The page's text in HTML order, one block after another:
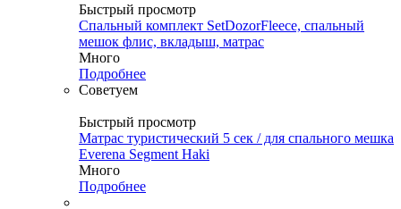
Быстрый просмотр
Спальный комплект SetDozorFleece, спальный
мешок флис, вкладыш, матрас
Много
Подробнее
Советуем
Быстрый просмотр
Матрас туристический 5 сек / для спального мешка
Everena Segment Haki
Много
Подробнее